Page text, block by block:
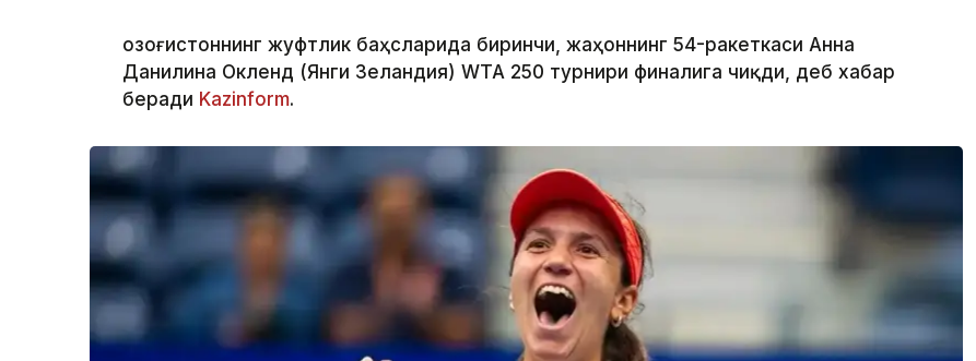
Қозоғистоннинг жуфтлик баҳсларида биринчи, жаҳоннинг 54-ракеткаси Анна
Данилина Окленд (Янги Зеландия) WТА 250 турнири финалига чиқди, деб хабар
беради Kazinform.